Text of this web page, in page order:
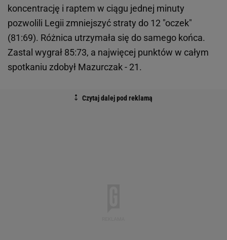
koncentrację i raptem w ciągu jednej minuty
pozwolili Legii zmniejszyć straty do 12 "oczek"
(81:69). Różnica utrzymała się do samego końca.
Zastal wygrał 85:73, a najwięcej punktów w całym
spotkaniu zdobył Mazurczak - 21.